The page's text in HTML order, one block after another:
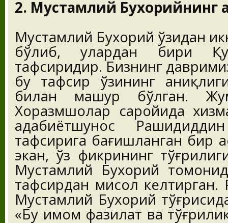
2. Мустамлий Бухорийнинг
Мустамлий Бухорий ўзидан
бўлиб, улардан бири
тафсиридир. Бизнинг
бу тафсир ўзининг
билан машҳур бўлган.
Хоразмшоҳлар саройида
адабиётшунос
тафсирига бағишланган бир
экан, ўз фикрининг
Мустамлий Бухорий
тафсирдан мисол
Мустамлий Бухорий
«Бу имом фазилат ва